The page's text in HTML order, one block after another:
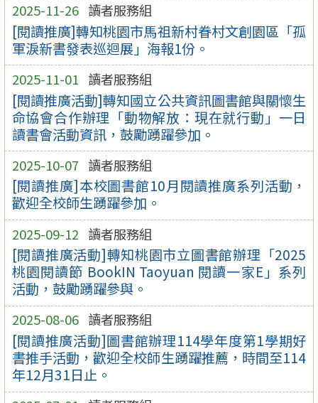
2025-11-26 讀者服務組
[閱讀推廣]轉知桃園市馬祖新村眷村文創園區「孤
軍淚新書發表巡迴展」海報1份。
2025-11-01 讀者服務組
[閱讀推廣活動]轉知國立公共資訊圖書館與關懷生
命協會合作辦理「動物解放：現在就行動」一日
讀書會活動資訊，鼓勵踴躍參加。
2025-10-07 讀者服務組
[閱讀推廣]本校圖書館10月閱讀推廣系列活動，
歡迎全校師生踴躍參加。
2025-09-12 讀者服務組
[閱讀推廣活動]轉知桃園市立圖書館辦理「2025
桃園閱讀節 BookIN Taoyuan 閱讀一家E」系列
活動，鼓勵踴躍參與。
2025-08-06 讀者服務組
[閱讀推廣活動]圖書館辦理114學年度第1學期好
書推手活動，歡迎全校師生踴躍推薦，時間至114
年12月31日止。